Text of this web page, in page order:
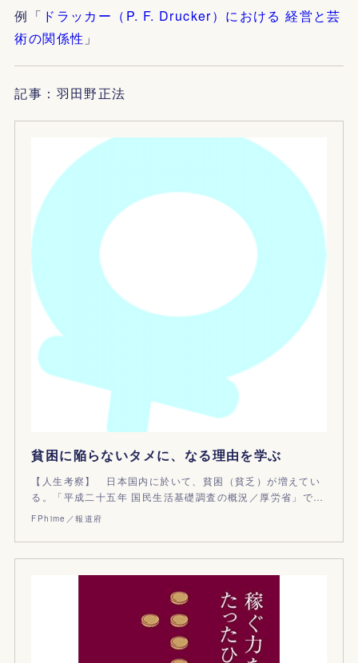
例「 ドラッカー（P. F. Drucker）における 経営と芸
術の関係性 」
記事：羽田野正法
貧困に陥らないタメに、なる理由を学ぶ
【人生考察】 日本国内に於いて、貧困（貧乏）が増えてい
る。「平成二十五年 国民生活基礎調査の概況／厚労省」で…
FPhime／報道府